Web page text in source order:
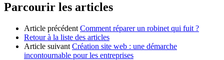
Parcourir les articles
Article précédent Comment réparer un robinet qui fuit ?
Retour à la liste des articles
Article suivant Création site web : une démarche
incontournable pour les entreprises